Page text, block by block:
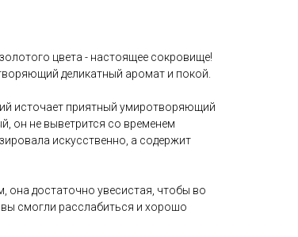
цвета - настоящее сокровище!
деликатный аромат и покой.
источает приятный умиротворяющий
он не выветрится со временем
искусственно, а содержит
она достаточно увесистая, чтобы во
смогли расслабиться и хорошо